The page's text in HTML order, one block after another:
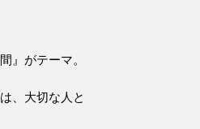
』がテーマ。
、大切な人と